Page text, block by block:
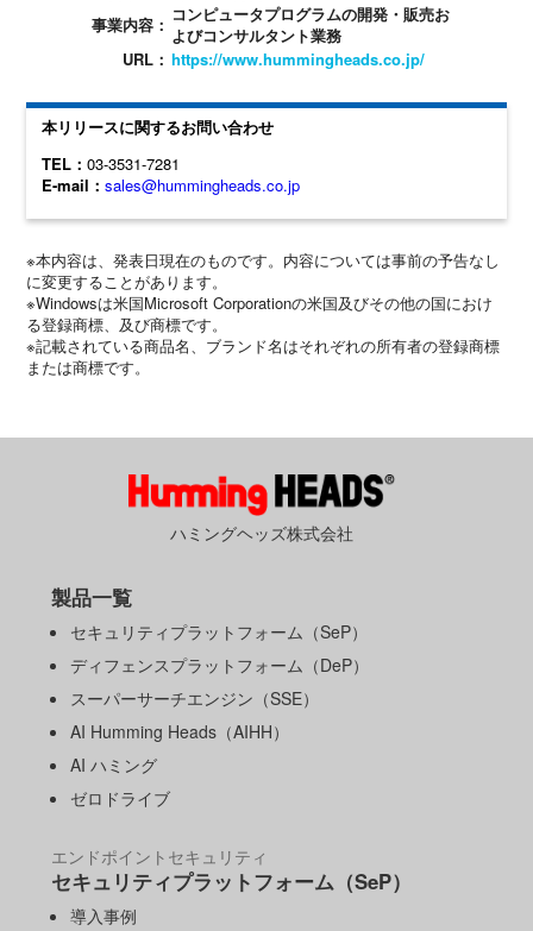
事業内容： コンピュータプログラムの開発・販売お
よびコンサルタント業務
URL： https://www.hummingheads.co.jp/
本リリースに関するお問い合わせ
TEL：03-3531-7281
E-mail：sales@hummingheads.co.jp
※本内容は、発表日現在のものです。内容については事前の予告なし
に変更することがあります。
※Windowsは米国Microsoft Corporationの米国及びその他の国におけ
る登録商標、及び商標です。
※記載されている商品名、ブランド名はそれぞれの所有者の登録商標
または商標です。
ハミングヘッズ株式会社
製品一覧
セキュリティプラットフォーム（SeP）
ディフェンスプラットフォーム（DeP）
スーパーサーチエンジン（SSE）
AI Humming Heads（AIHH）
AI ハミング
ゼロドライブ
エンドポイントセキュリティ
セキュリティプラットフォーム（SeP）
導入事例